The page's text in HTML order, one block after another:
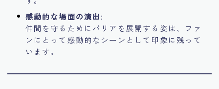
感動的な場面の演出:
仲間を守るためにバリアを展開する姿は、ファ
ンにとって感動的なシーンとして印象に残って
います。